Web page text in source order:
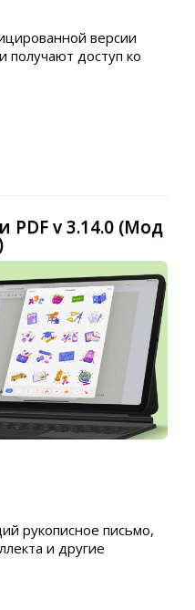
версии
получают доступ ко
PDF v 3.14.0 (Мод
рукописное письмо,
и другие